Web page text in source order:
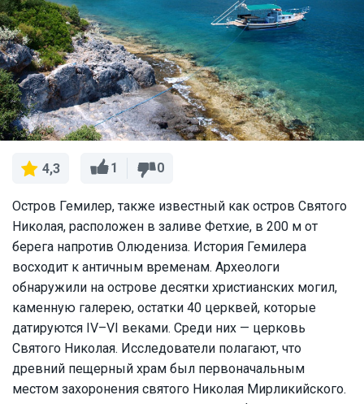
4,3 1 0
Остров Гемилер, также известный как остров Святого
Николая, расположен в заливе Фетхие, в 200 м от
берега напротив Олюдениза. История Гемилера
восходит к античным временам. Археологи
обнаружили на острове десятки христианских могил,
каменную галерею, остатки 40 церквей, которые
датируются IV–VI веками. Среди них — церковь
Святого Николая. Исследователи полагают, что
древний пещерный храм был первоначальным
местом захоронения святого Николая Мирликийского.